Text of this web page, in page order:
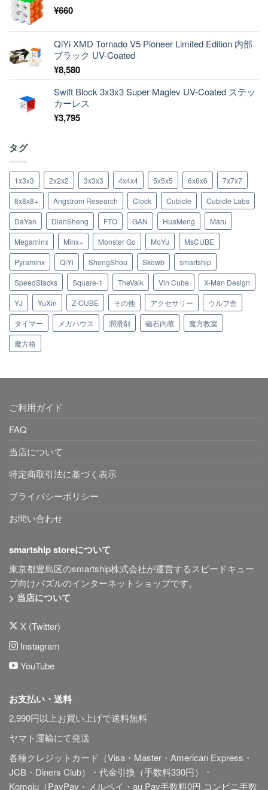
¥660
QiYi XMD Tornado V5 Pioneer Limited Edition 内部
ブラック UV-Coated
¥8,580
Swift Block 3x3x3 Super Maglev UV-Coated ステッ
カーレス
¥3,795
タグ
1x3x3 2x2x2 3x3x3 4x4x4 5x5x5 6x6x6
7x7x7
8x8x8+
Angstrom Research Clock Cubicle
Cubicle Labs
DaYan
DianSheng FTO GAN HuaMeng
Maru
Megaminx
Minx+ Monster Go MoYu
MsCUBE
Pyraminx
QiYi ShengShou Skewb
smartship
SpeedStacks
Square-1 TheValk Vin Cube
X-Man Design
YJ
YuXin Z-CUBE その他 アクセサリー
ウルフ舎
タイマー
メガハウス 潤滑剤 磁石内蔵
魔方教室
魔方格
ご利用ガイド
FAQ
当店について
特定商取引法に基づく表示
プライバシーポリシー
お問い合わせ
smartship storeについて
東京都豊島区のsmartship株式会社が運営するスピードキュー
ブ向けパズルのインターネットショップです。
> 当店について
X (Twitter)
Instagram
YouTube
お支払い・送料
2,990円以上お買い上げで送料無料
ヤマト運輸にて発送
各種クレジットカード（Visa・Master・American Express・
JCB・Diners Club）・代金引換（手数料330円）・
Komoju（PayPay・メルペイ・au Pay手数料0円 コンビニ手数